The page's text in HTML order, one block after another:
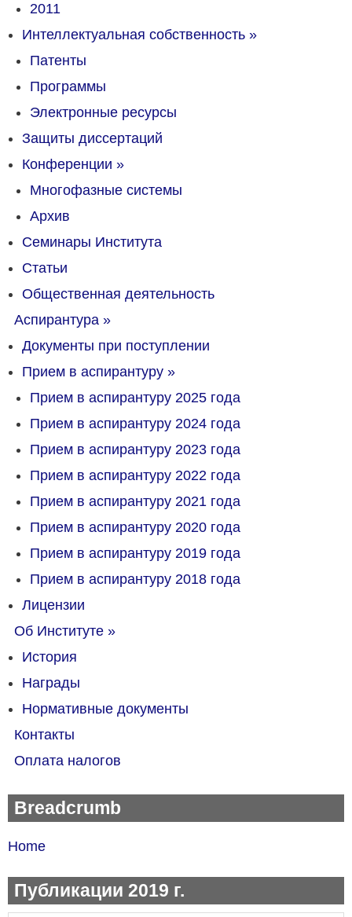
2011
Интеллектуальная собственность »
Патенты
Программы
Электронные ресурсы
Защиты диссертаций
Конференции »
Многофазные системы
Архив
Семинары Института
Статьи
Общественная деятельность
Аспирантура »
Документы при поступлении
Прием в аспирантуру »
Прием в аспирантуру 2025 года
Прием в аспирантуру 2024 года
Прием в аспирантуру 2023 года
Прием в аспирантуру 2022 года
Прием в аспирантуру 2021 года
Прием в аспирантуру 2020 года
Прием в аспирантуру 2019 года
Прием в аспирантуру 2018 года
Лицензии
Об Институте »
История
Награды
Нормативные документы
Контакты
Оплата налогов
Breadcrumb
Home
Публикации 2019 г.